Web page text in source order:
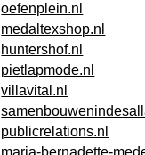
oefenplein.nl
medaltexshop.nl
huntershof.nl
pietlapmode.nl
villavital.nl
publicrelations.nl
maria-bernadette-